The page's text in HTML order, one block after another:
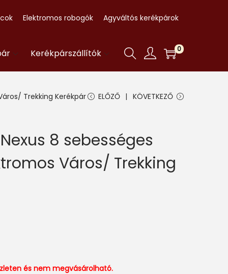
Elektromos robogók Agyváltós kerékpárok
Kerékpárszállítók 0
Trekking Kerékpár ELŐZŐ KÖVETKEZŐ
8 sebességes
Város/ Trekking
és nem megvásárolható.